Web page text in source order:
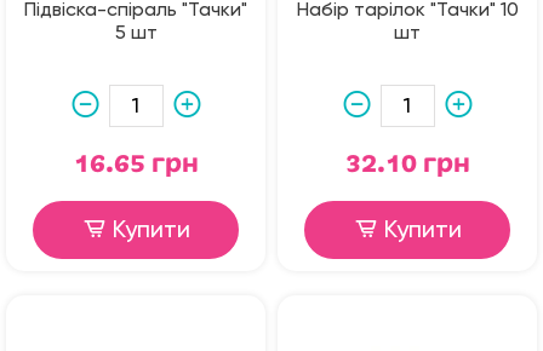
Підвіска-спіраль "Тачки"
5 шт
16.65 грн
Купити
Набір тарілок "Тачки" 10
шт
32.10 грн
Купити